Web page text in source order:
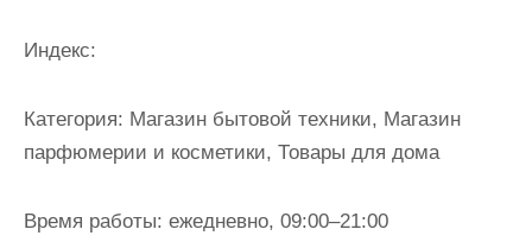
Индекс:
Категория: Магазин бытовой техники, Магазин
парфюмерии и косметики, Товары для дома
Время работы: ежедневно, 09:00–21:00